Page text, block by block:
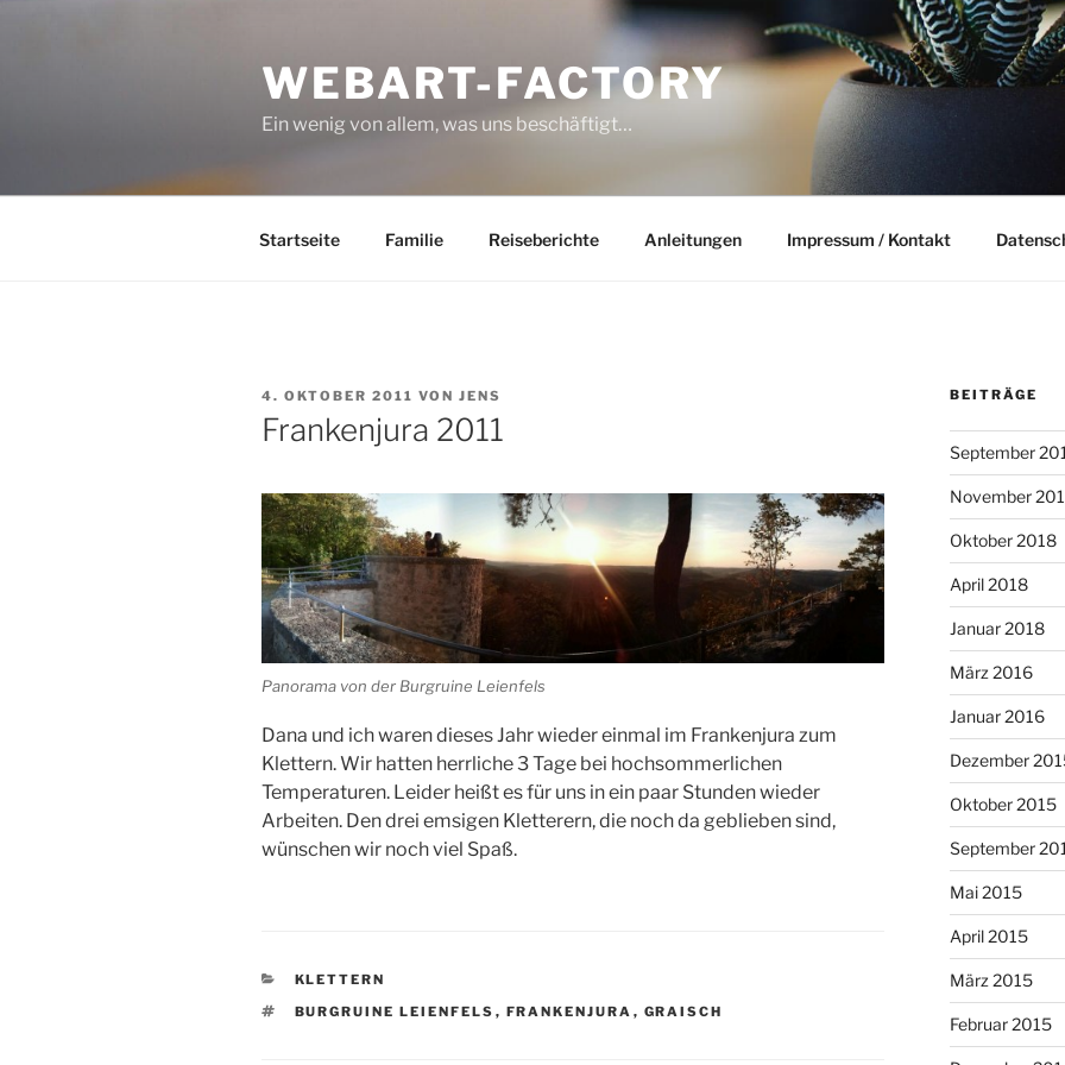
WEBART-FACTORY
Ein wenig von allem, was uns beschäftigt…
Startseite Familie Reiseberichte Anleitungen Impressum / Kontakt
VERÖFFENTLICHT
AM
4. OKTOBER 2011 VON JENS
Frankenjura 2011
Panorama von der Burgruine Leienfels
Dana und ich waren dieses Jahr wieder einmal im Frankenjura zum
Klettern. Wir hatten herrliche 3 Tage bei hochsommerlichen
Temperaturen. Leider heißt es für uns in ein paar Stunden wieder
Arbeiten. Den drei emsigen Kletterern, die noch da geblieben sind,
wünschen wir noch viel Spaß.
KATEGORIEN
KLETTERN
SCHLAGWÖRTER
BURGRUINE LEIENFELS , FRANKENJURA , GRAISCH
BEITRÄGE
September
November
Oktober 2018
April 2018
Januar 2018
März 2016
Januar 2016
Dezember
Oktober 2015
September
Mai 2015
April 2015
März 2015
Februar 2015